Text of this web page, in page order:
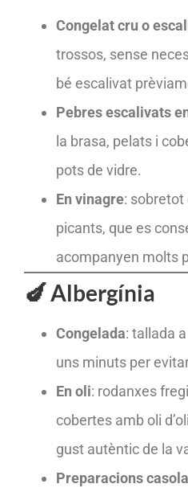
Congelat cru o
trossos, sense
bé escalivat
Pebres escalivats
la brasa, pelats i
pots de vidre.
En vinagre:
picants, que es
acompanyen molts
🍆 Albergínia
Congelada: tallada
uns minuts per
En oli: rodanxes
cobertes amb oli
gust autèntic de la
Preparacions